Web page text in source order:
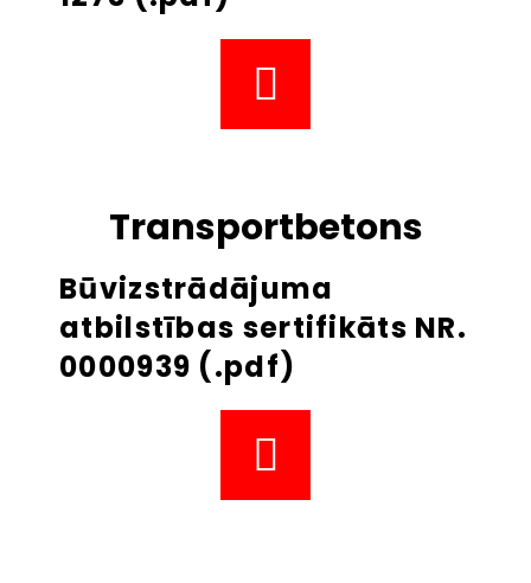
Transportbetons
Būvizstrādājuma
atbilstības sertifikāts NR.
0000939 (.pdf)